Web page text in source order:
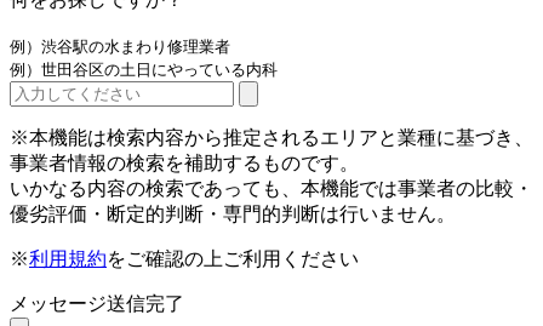
例）渋谷駅の水まわり修理業者
例）世田谷区の土日にやっている内科
※本機能は検索内容から推定されるエリアと業種に基づき、
事業者情報の検索を補助するものです。
いかなる内容の検索であっても、本機能では事業者の比較・
優劣評価・断定的判断・専門的判断は行いません。
※利用規約をご確認の上ご利用ください
メッセージ送信完了